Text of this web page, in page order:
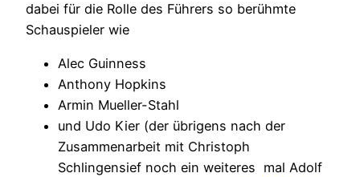
dabei für die Rolle des Führers so berühmte
Schauspieler wie
Alec Guinness
Anthony Hopkins
Armin Mueller-Stahl
und Udo Kier (der übrigens nach der
Zusammenarbeit mit Christoph
Schlingensief noch ein weiteres mal Adolf